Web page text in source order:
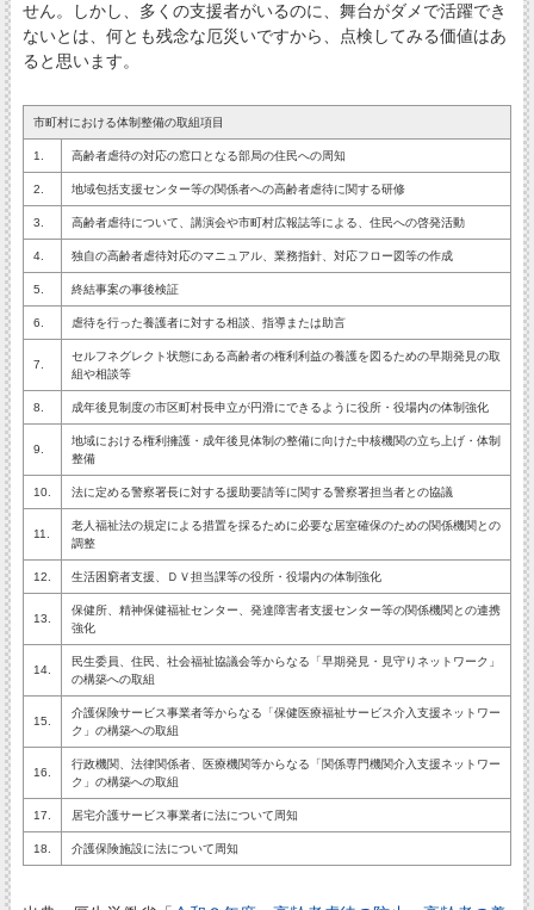
せん。しかし、多くの支援者がいるのに、舞台がダメで活躍でき
ないとは、何とも残念な厄災いですから、点検してみる価値はあ
ると思います。
市町村における体制整備の取組項目
1. 高齢者虐待の対応の窓口となる部局の住民への周知
2. 地域包括支援センター等の関係者への高齢者虐待に関する研修
3. 高齢者虐待について、講演会や市町村広報誌等による、住民への啓発活動
4. 独自の高齢者虐待対応のマニュアル、業務指針、対応フロー図等の作成
5. 終結事案の事後検証
6. 虐待を行った養護者に対する相談、指導または助言
7.
セルフネグレクト状態にある高齢者の権利利益の養護を図るための早期発見の取
組や相談等
8. 成年後見制度の市区町村長申立が円滑にできるように役所・役場内の体制強化
9.
地域における権利擁護・成年後見体制の整備に向けた中核機関の立ち上げ・体制
整備
10. 法に定める警察署長に対する援助要請等に関する警察署担当者との協議
11.
老人福祉法の規定による措置を採るために必要な居室確保のための関係機関との
調整
12. 生活困窮者支援、ＤＶ担当課等の役所・役場内の体制強化
13.
保健所、精神保健福祉センター、発達障害者支援センター等の関係機関との連携
強化
14.
民生委員、住民、社会福祉協議会等からなる「早期発見・見守りネットワーク」
の構築への取組
15.
介護保険サービス事業者等からなる「保健医療福祉サービス介入支援ネットワー
ク」の構築への取組
16.
行政機関、法律関係者、医療機関等からなる「関係専門機関介入支援ネットワー
ク」の構築への取組
17. 居宅介護サービス事業者に法について周知
18. 介護保険施設に法について周知